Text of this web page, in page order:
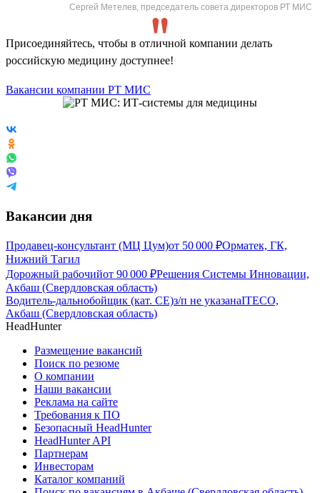
Сергей Метелев, председатель совета директоров РТ МИС
Присоединяйтесь, чтобы в отличной компании делать
российскую медицину доступнее!
Вакансии компании РТ МИС
Вакансии дня
Продавец-консультант (МЦ Цум)от 50 000 ₽Орматек, ГК,
Нижний Тагил
Дорожный рабочийот 90 000 ₽Решения Системы Инновации,
Акбаш (Свердловская область)
Водитель-дальнобойщик (кат. CE)з/п не указанаITECO,
Акбаш (Свердловская область)
HeadHunter
Размещение вакансий
Поиск по резюме
О компании
Наши вакансии
Реклама на сайте
Требования к ПО
Безопасный HeadHunter
HeadHunter API
Партнерам
Инвесторам
Каталог компаний